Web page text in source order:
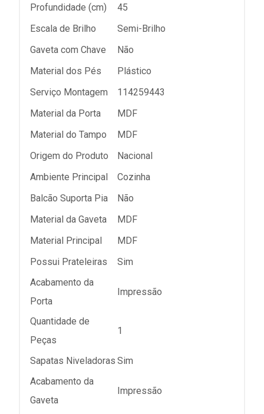
Profundidade (cm)
45
Escala de Brilho
Semi-Brilho
Gaveta com Chave
Não
Material dos Pés
Plástico
Serviço Montagem
114259443
Material da Porta
MDF
Material do Tampo
MDF
Origem do Produto
Nacional
Ambiente Principal
Cozinha
Balcão Suporta Pia
Não
Material da Gaveta
MDF
Material Principal
MDF
Possui Prateleiras
Sim
Acabamento da
Porta
Impressão
Quantidade de
Peças
1
Sapatas Niveladoras Sim
Acabamento da
Gaveta
Impressão